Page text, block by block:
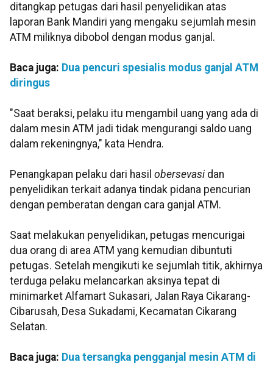
ditangkap petugas dari hasil penyelidikan atas
laporan Bank Mandiri yang mengaku sejumlah mesin
ATM miliknya dibobol dengan modus ganjal.
Baca juga: Dua pencuri spesialis modus ganjal ATM
diringus
"Saat beraksi, pelaku itu mengambil uang yang ada di
dalam mesin ATM jadi tidak mengurangi saldo uang
dalam rekeningnya," kata Hendra.
Penangkapan pelaku dari hasil obersevasi dan
penyelidikan terkait adanya tindak pidana pencurian
dengan pemberatan dengan cara ganjal ATM.
Saat melakukan penyelidikan, petugas mencurigai
dua orang di area ATM yang kemudian dibuntuti
petugas. Setelah mengikuti ke sejumlah titik, akhirnya
terduga pelaku melancarkan aksinya tepat di
minimarket Alfamart Sukasari, Jalan Raya Cikarang-
Cibarusah, Desa Sukadami, Kecamatan Cikarang
Selatan.
Baca juga: Dua tersangka pengganjal mesin ATM di